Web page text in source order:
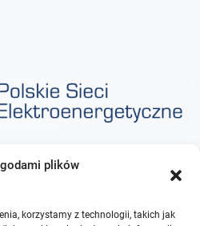
plików
korzystamy z technologii, takich jak